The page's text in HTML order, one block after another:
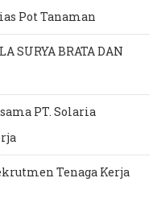
Pot Tanaman
SURYA BRATA DAN
PT. Solaria
Tenaga Kerja